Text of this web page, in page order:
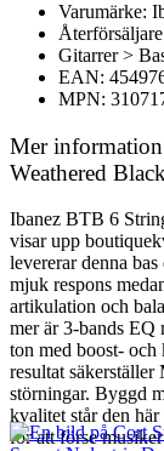
Varumärke:
Gitarrer >
EAN:
MPN:
Mer
Weathered
Ibanez BTB 6
visar upp
levererar denna
mjuk respons
artikulation och
mer är 3-bands
ton med boost-
resultat
störningar. Byggd
kvalitet står den här
för att förse